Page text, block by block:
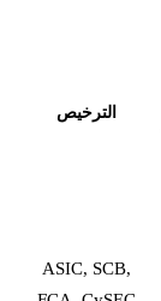
الترخيص
ASIC, SCB,